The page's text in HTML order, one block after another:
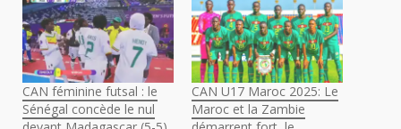
CAN féminine futsal : le
Sénégal concède le nul
CAN U17 Maroc 2025: Le
Maroc et la Zambie